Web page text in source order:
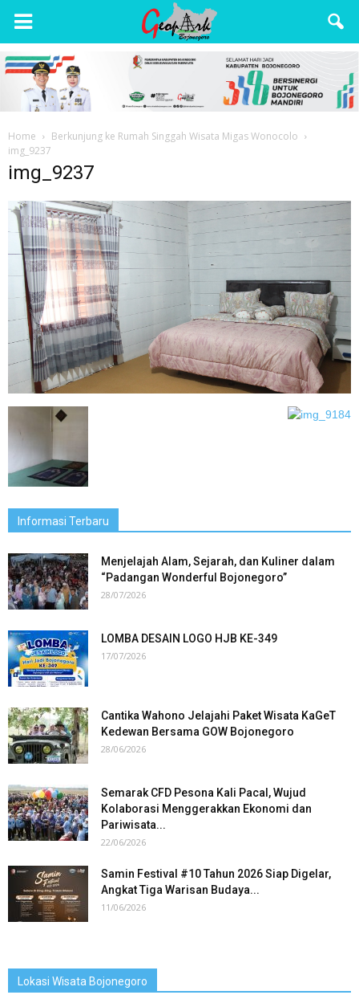
Wisata
Bojonegoro
Home
Berkunjung ke Rumah Singgah Wisata Migas Wonocolo
img_9237
img_9237
Informasi Terbaru
Menjelajah Alam, Sejarah, dan Kuliner dalam
“Padangan Wonderful Bojonegoro”
28/07/2026
LOMBA DESAIN LOGO HJB KE-349
17/07/2026
Cantika Wahono Jelajahi Paket Wisata KaGeT
Kedewan Bersama GOW Bojonegoro
28/06/2026
Semarak CFD Pesona Kali Pacal, Wujud
Kolaborasi Menggerakkan Ekonomi dan
Pariwisata...
22/06/2026
Samin Festival #10 Tahun 2026 Siap Digelar,
Angkat Tiga Warisan Budaya...
11/06/2026
Lokasi Wisata Bojonegoro